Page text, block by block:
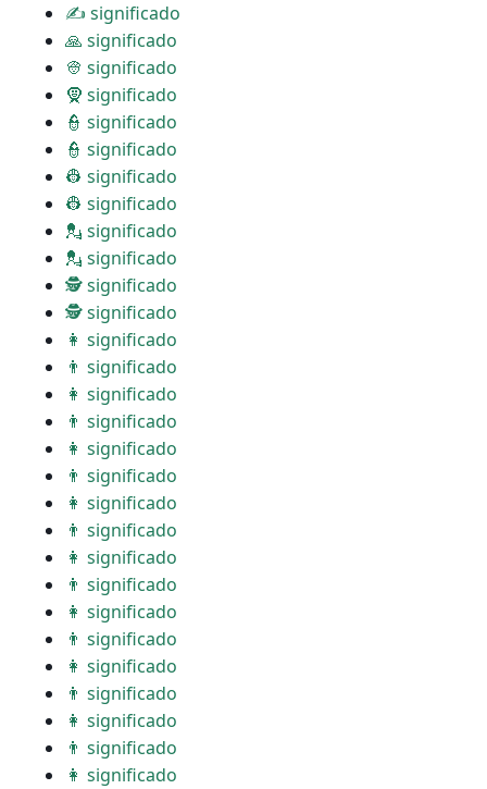
✍ significado
🙏 significado
👳 significado
🧕 significado
👮 significado
👮 significado
👷 significado
👷 significado
💂 significado
💂 significado
🕵 significado
🕵 significado
👩 significado
👨 significado
👩 significado
👨 significado
👩 significado
👨 significado
👩 significado
👨 significado
👩 significado
👨 significado
👩 significado
👨 significado
👩 significado
👨 significado
👩 significado
👨 significado
👩 significado